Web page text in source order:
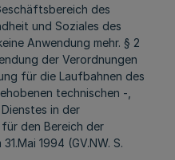
des
und Soziales des
Anwendung mehr. § 2
der Verordnungen
für die Laufbahnen des
technischen -,
in der
den Bereich der
1994 (GV.NW. S.